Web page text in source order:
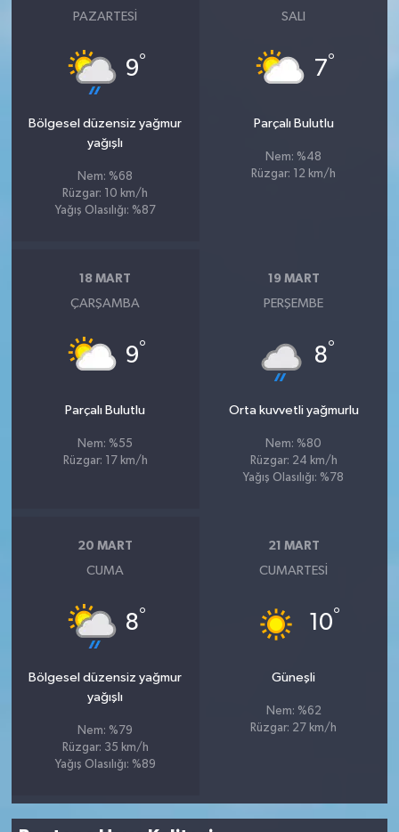
PAZARTESI
9°
Bölgesel düzensiz yağmur
yağışlı
Nem: %68
Rüzgar: 10 km/h
Yağış Olasılığı: %87
SALI
7°
Parçalı Bulutlu
Nem: %48
Rüzgar: 12 km/h
18 MART
ÇARŞAMBA
9°
Parçalı Bulutlu
Nem: %55
Rüzgar: 17 km/h
19 MART
PERŞEMBE
8°
Orta kuvvetli yağmurlu
Nem: %80
Rüzgar: 24 km/h
Yağış Olasılığı: %78
20 MART
CUMA
8°
Bölgesel düzensiz yağmur
yağışlı
Nem: %79
Rüzgar: 35 km/h
Yağış Olasılığı: %89
21 MART
CUMARTESI
10°
Güneşli
Nem: %62
Rüzgar: 27 km/h